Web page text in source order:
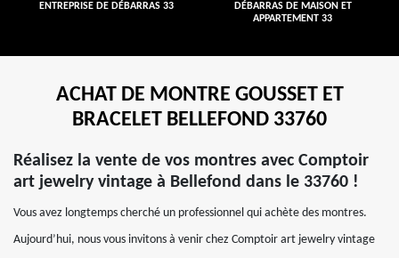
ENTREPRISE DE DÉBARRAS 33
DÉBARRAS DE MAISON ET
APPARTEMENT 33
ACHAT DE MONTRE GOUSSET ET
BRACELET BELLEFOND 33760
Réalisez la vente de vos montres avec Comptoir
art jewelry vintage à Bellefond dans le 33760 !
Vous avez longtemps cherché un professionnel qui achète des montres.
Aujourd’hui, nous vous invitons à venir chez Comptoir art jewelry vintage